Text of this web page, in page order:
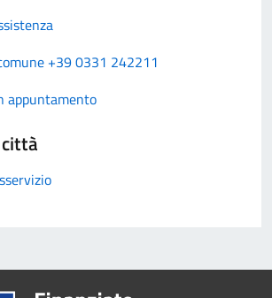
+39 0331 242211
appuntamento